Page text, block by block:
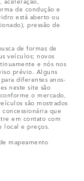
de condução e
está aberto ou
pressão de
de formas de
veículos; novos
e nós nos
prévio. Alguns
diferentes anos-
neste site são
o mercado,
são mostrados
que
em contato com
local e preços.
mapeamento